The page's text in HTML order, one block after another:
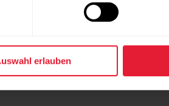
erlauben